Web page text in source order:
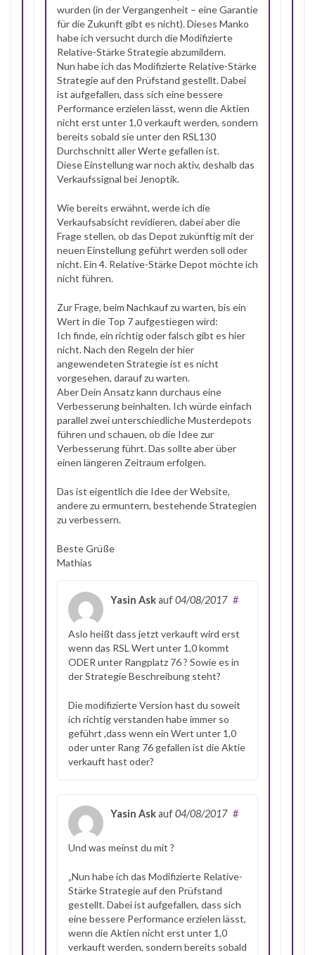
wurden (in der Vergangenheit – eine Garantie
für die Zukunft gibt es nicht). Dieses Manko
habe ich versucht durch die Modifizierte
Relative-Stärke Strategie abzumildern.
Nun habe ich das Modifizierte Relative-Stärke
Strategie auf den Prüfstand gestellt. Dabei
ist aufgefallen, dass sich eine bessere
Performance erzielen lässt, wenn die Aktien
nicht erst unter 1,0 verkauft werden, sondern
bereits sobald sie unter den RSL130
Durchschnitt aller Werte gefallen ist.
Diese Einstellung war noch aktiv, deshalb das
Verkaufssignal bei Jenoptik.
Wie bereits erwähnt, werde ich die
Verkaufsabsicht revidieren, dabei aber die
Frage stellen, ob das Depot zukünftig mit der
neuen Einstellung geführt werden soll oder
nicht. Ein 4. Relative-Stärke Depot möchte ich
nicht führen.
Zur Frage, beim Nachkauf zu warten, bis ein
Wert in die Top 7 aufgestiegen wird:
Ich finde, ein richtig oder falsch gibt es hier
nicht. Nach den Regeln der hier
angewendeten Strategie ist es nicht
vorgesehen, darauf zu warten.
Aber Dein Ansatz kann durchaus eine
Verbesserung beinhalten. Ich würde einfach
parallel zwei unterschiedliche Musterdepots
führen und schauen, ob die Idee zur
Verbesserung führt. Das sollte aber über
einen längeren Zeitraum erfolgen.
Das ist eigentlich die Idee der Website,
andere zu ermuntern, bestehende Strategien
zu verbessern.
Beste Grüße
Mathias
Yasin Askauf04/08/2017 #
Aslo heißt dass jetzt verkauft wird erst
wenn das RSL Wert unter 1,0 kommt
ODER unter Rangplatz 76 ? Sowie es in
der Strategie Beschreibung steht?
Die modifizierte Version hast du soweit
ich richtig verstanden habe immer so
geführt ,dass wenn ein Wert unter 1,0
oder unter Rang 76 gefallen ist die Aktie
verkauft hast oder?
Yasin Askauf04/08/2017 #
Und was meinst du mit ?
„Nun habe ich das Modifizierte Relative-
Stärke Strategie auf den Prüfstand
gestellt. Dabei ist aufgefallen, dass sich
eine bessere Performance erzielen lässt,
wenn die Aktien nicht erst unter 1,0
verkauft werden, sondern bereits sobald